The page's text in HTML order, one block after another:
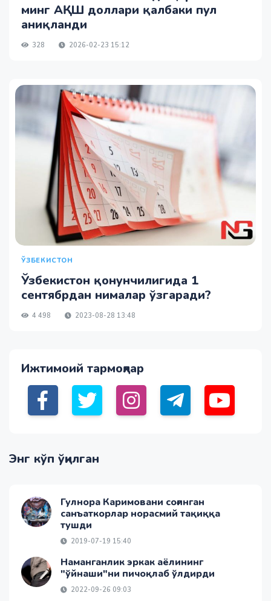
минг АҚШ доллари қалбаки пул
аниқланди
328 2026-02-23 15:12
ЎЗБЕКИСТОН
Ўзбекистон қонунчилигида 1
сентябрдан нималар ўзгаради?
4 498 2023-08-28 13:48
Ижтимоий тармоқлар
Энг кўп ўқилган
Гулнора Каримовани соғинган
санъаткорлар норасмий тақиққа
тушди
2019-07-19 15:40
Наманганлик эркак аёлининг
"ўйнаши"ни пичоқлаб ўлдирди
2022-09-26 09:03